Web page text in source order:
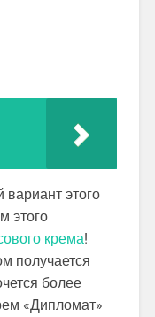
вариант этого
этого
крема!
получается
более
«Дипломат»